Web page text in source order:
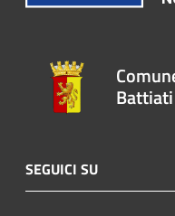
Battiati
SEGUICI SU